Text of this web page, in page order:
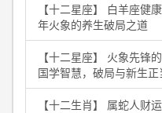
【十二星座】 白羊座健
年火象的养生破局之道
【十二星座】 火象先锋
国学智慧，破局与新生正
【十二生肖】 属蛇人财